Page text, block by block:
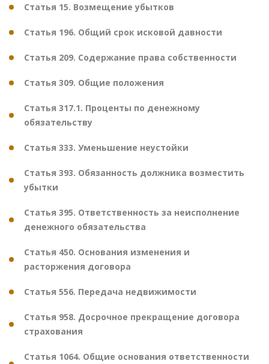
Статья 15. Возмещение убытков
Статья 196. Общий срок исковой давности
Статья 209. Содержание права собственности
Статья 309. Общие положения
Статья 317.1. Проценты по денежному
обязательству
Статья 333. Уменьшение неустойки
Статья 393. Обязанность должника возместить
убытки
Статья 395. Ответственность за неисполнение
денежного обязательства
Статья 450. Основания изменения и
расторжения договора
Статья 556. Передача недвижимости
Статья 958. Досрочное прекращение договора
страхования
Статья 1064. Общие основания ответственности